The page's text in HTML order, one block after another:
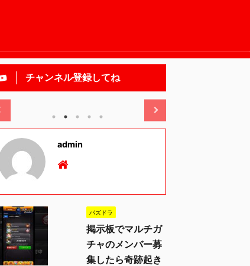
チャンネル登録してね
admin
パズドラ
掲示板でマルチガ
チャのメンバー募
集したら奇跡起き